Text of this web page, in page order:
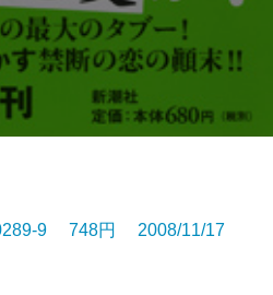
9 748円 2008/11/17